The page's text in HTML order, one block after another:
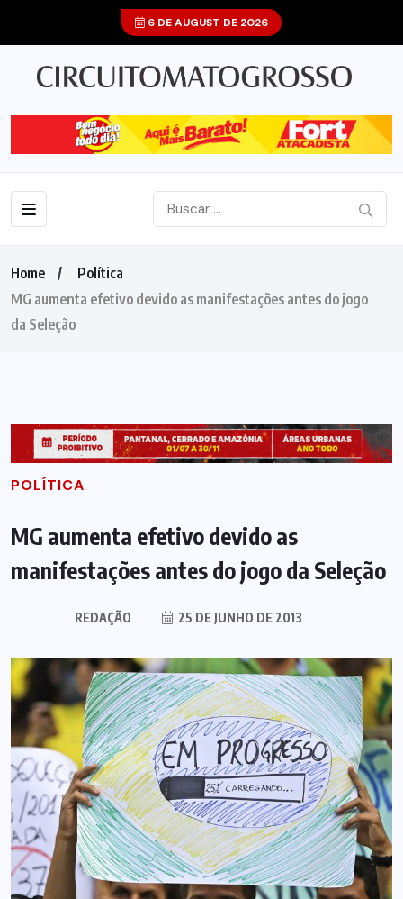
6 DE AUGUST DE 2026
Home
Política
MG aumenta efetivo devido as manifestações antes do jogo
da Seleção
POLÍTICA
MG aumenta efetivo devido as
manifestações antes do jogo da Seleção
REDAÇÃO 25 DE JUNHO DE 2013